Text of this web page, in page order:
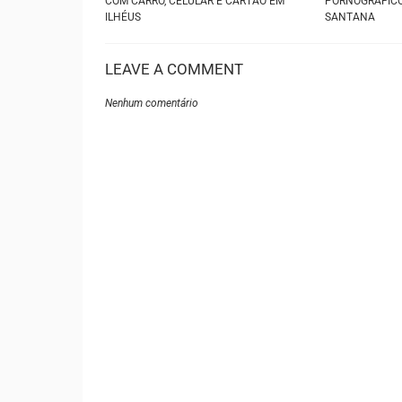
ILHÉUS
SANTANA
LEAVE A COMMENT
Nenhum comentário